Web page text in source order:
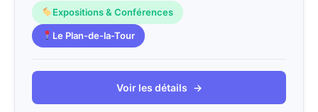
Expositions & Conférences
Le Plan-de-la-Tour
Voir les détails →